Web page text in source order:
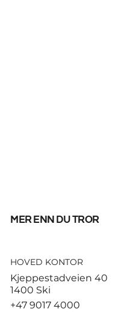
God start
Hamburg
mer enn du tror
HOVED KONTOR
Kjeppestadveien 40
1400 Ski
+47 9017 4000